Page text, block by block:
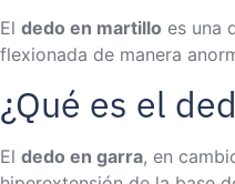
El dedo en martillo es una
flexionada de manera
¿Qué es el
El dedo en garra, en